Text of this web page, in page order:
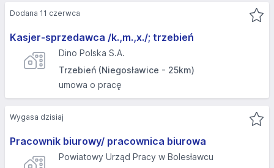
Kasjer-sprzedawca /k.,m.,x./; trzebień
Dino Polska S.A.
Trzebień (Niegosławice - 25km)
umowa o pracę
Dodana 11 czerwca
Pracownik biurowy/ pracownica biurowa
Powiatowy Urząd Pracy w Bolesławcu
Wygasa dzisiaj